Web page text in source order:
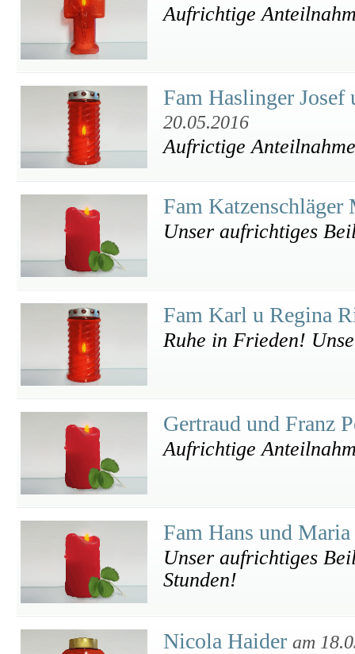
Aufrichtige
Fam Haslinger
20.05.2016
Aufrictige
Fam
Unser aufrichtiges
Fam Karl u Regina
Ruhe in Frieden!
Gertraud und Franz
Aufrichtige
Fam Hans und
Unser aufrichtiges
Stunden!
Nicola Haider am